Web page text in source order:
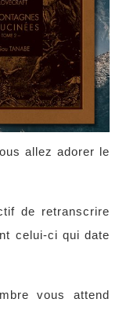
allez adorer le
de retranscrire
celui-ci qui date
vous attend